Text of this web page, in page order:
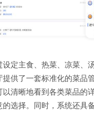
设定主食、热菜、凉菜、
提供了一套标准化的菜品
以清晰地看到各类菜品的
的选择。同时，系统还具